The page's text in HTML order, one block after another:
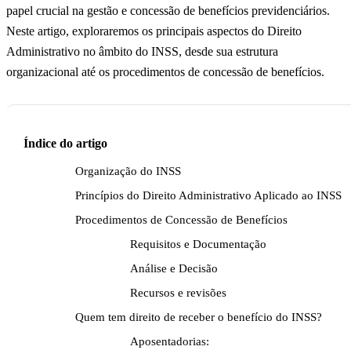
papel crucial na gestão e concessão de benefícios previdenciários.
Neste artigo, exploraremos os principais aspectos do Direito
Administrativo no âmbito do INSS, desde sua estrutura
organizacional até os procedimentos de concessão de benefícios.
Índice do artigo
Organização do INSS
Princípios do Direito Administrativo Aplicado ao INSS
Procedimentos de Concessão de Benefícios
Requisitos e Documentação
Análise e Decisão
Recursos e revisões
Quem tem direito de receber o benefício do INSS?
Aposentadorias: